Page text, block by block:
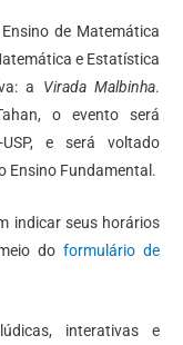
de Matemática
e Estatística
a Virada Malbinha.
o evento será
e será voltado
Ensino Fundamental.
indicar seus horários
doformulário de
interativas e